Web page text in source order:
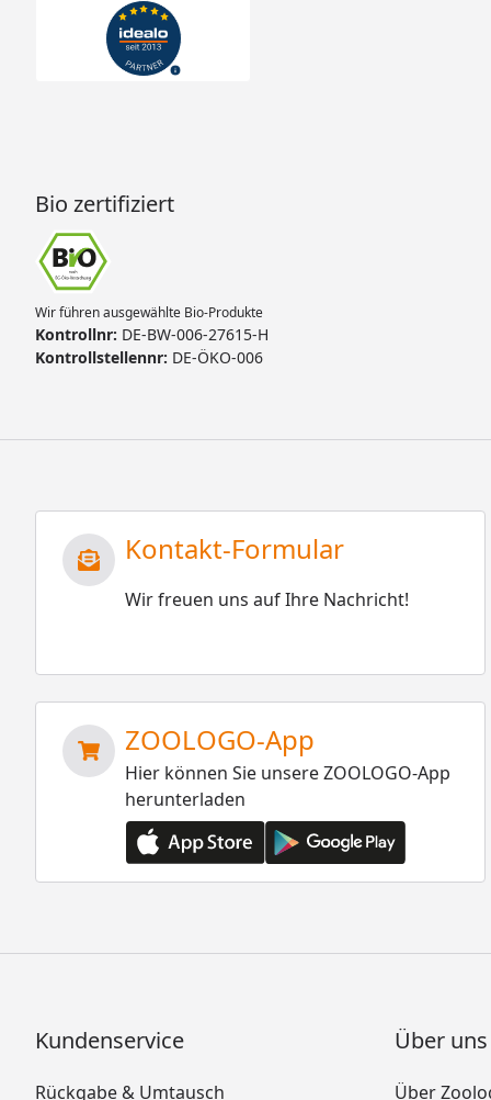
Bio zertifiziert
Wir führen ausgewählte Bio-Produkte
Kontrollnr: DE-BW-006-27615-H
Kontrollstellennr: DE-ÖKO-006
Kontakt-Formular
Wir freuen uns auf Ihre Nachricht!
ZOOLOGO-App
Hier können Sie unsere ZOOLOGO-App
herunterladen
Kundenservice
Rückgabe & Umtausch
Über uns
Über